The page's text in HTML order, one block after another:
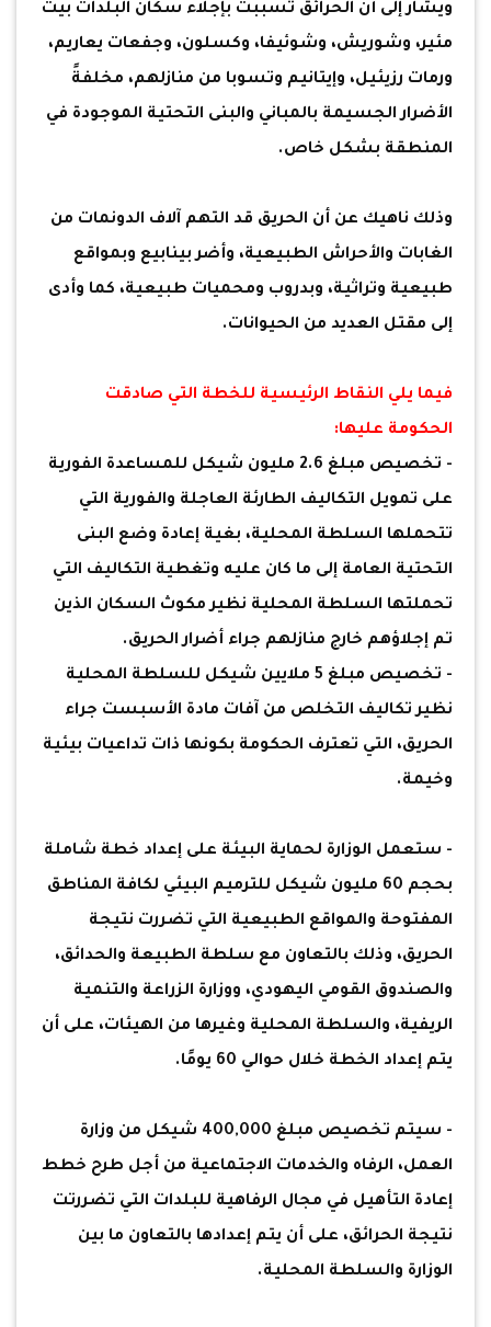
ويشار إلى أن الحرائق تسببت بإجلاء سكان البلدات بيت
مئير، وشوريش، وشوئيفا، وكسلون، وجفعات يعاريم،
ورمات رزيئيل، وإيتانيم وتسوبا من منازلهم، مخلفةً
الأضرار الجسيمة بالمباني والبنى التحتية الموجودة في
المنطقة بشكل خاص.
وذلك ناهيك عن أن الحريق قد التهم آلاف الدونمات من
الغابات والأحراش الطبيعية، وأضر بينابيع وبمواقع
طبيعية وتراثية، وبدروب ومحميات طبيعية، كما وأدى
إلى مقتل العديد من الحيوانات.
فيما يلي النقاط الرئيسية للخطة التي صادقت
الحكومة عليها:
- تخصيص مبلغ 2.6 مليون شيكل للمساعدة الفورية
على تمويل التكاليف الطارئة العاجلة والفورية التي
تتحملها السلطة المحلية، بغية إعادة وضع البنى
التحتية العامة إلى ما كان عليه وتغطية التكاليف التي
تحملتها السلطة المحلية نظير مكوث السكان الذين
تم إجلاؤهم خارج منازلهم جراء أضرار الحريق.
- تخصيص مبلغ 5 ملايين شيكل للسلطة المحلية
نظير تكاليف التخلص من آفات مادة الأسبست جراء
الحريق، التي تعترف الحكومة بكونها ذات تداعيات بيئية
وخيمة.
- ستعمل الوزارة لحماية البيئة على إعداد خطة شاملة
بحجم 60 مليون شيكل للترميم البيئي لكافة المناطق
المفتوحة والمواقع الطبيعية التي تضررت نتيجة
الحريق، وذلك بالتعاون مع سلطة الطبيعة والحدائق،
والصندوق القومي اليهودي، ووزارة الزراعة والتنمية
الريفية، والسلطة المحلية وغيرها من الهيئات، على أن
يتم إعداد الخطة خلال حوالي 60 يومًا.
- سيتم تخصيص مبلغ 400,000 شيكل من وزارة
العمل، الرفاه والخدمات الاجتماعية من أجل طرح خطط
إعادة التأهيل في مجال الرفاهية للبلدات التي تضررتت
نتيجة الحرائق، على أن يتم إعدادها بالتعاون ما بين
الوزارة والسلطة المحلية.